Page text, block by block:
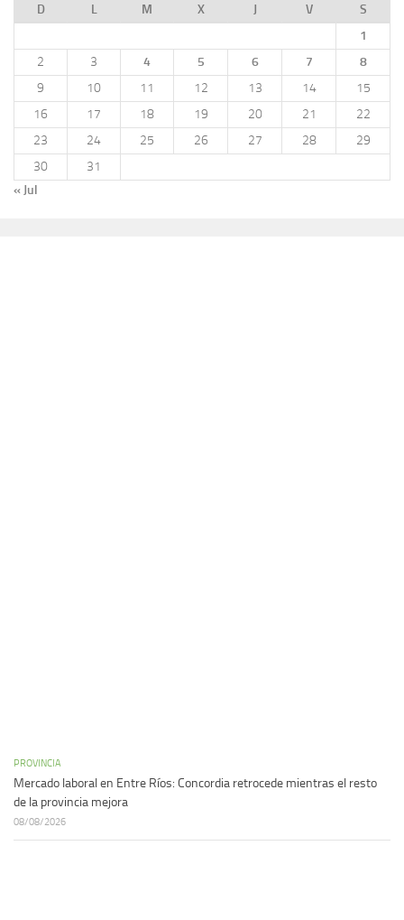
D
L M X J V
S
1
2
3 4 5 6 7
8
9
10 11 12 13 14
15
16
17 18 19 20 21
22
23
24 25 26 27 28
29
30
31
« Jul
PROVINCIA
Mercado laboral en Entre Ríos: Concordia retrocede mientras el resto
de la provincia mejora
08/08/2026